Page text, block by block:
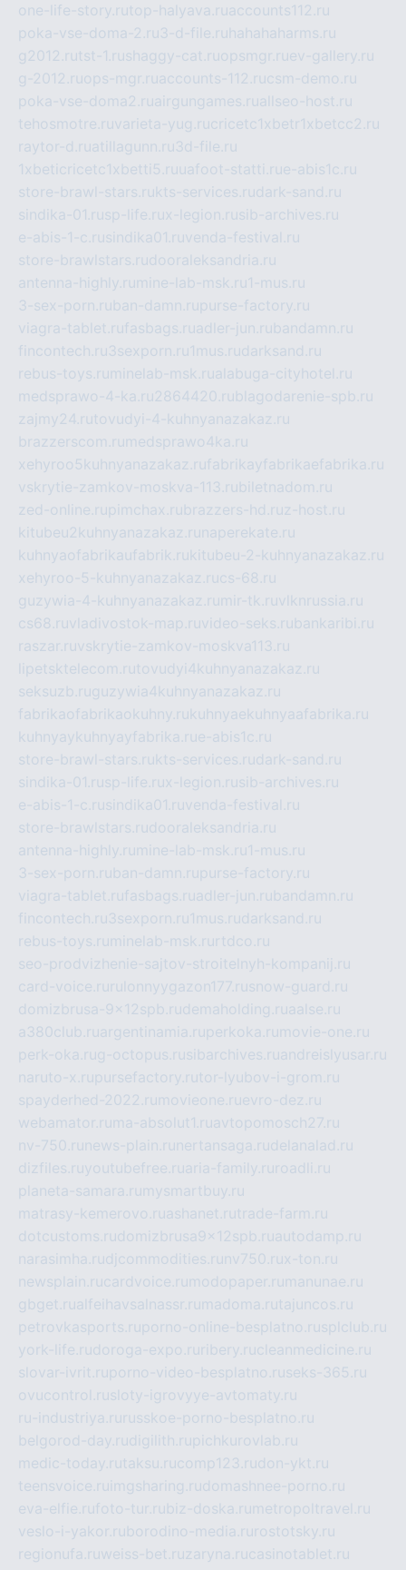
one-life-story.rutop-halyava.ruaccounts112.ru
poka-vse-doma-2.ru3-d-file.ru hahahaharms.ru
g2012.rutst-1.rushaggy-cat.ruopsmgr.ruev-gallery.ru
g-2012.ruops-mgr.ruaccounts-112.rucsm-demo.ru
poka-vse-doma2.ruairgungames.ruallseo-host.ru
tehosmotre.ruvarieta-yug.rucricetc1xbetr1xbetcc2.ru
raytor-d.ruatillagunn.ru3d-file.ru
1xbeticricetc1xbetti5.ruuafoot-statti.rue-abis1c.ru
store-brawl-stars.rukts-services.rudark-sand.ru
sindika-01.rusp-life.rux-legion.rusib-archives.ru
e-abis-1-c.rusindika01.ruvenda-festival.ru
store-brawlstars.rudooraleksandria.ru
antenna-highly.ru mine-lab-msk.ru1-mus.ru
3-sex-porn.ruban-damn.rupurse-factory.ru
viagra-tablet.rufasbags.ruadler-jun.rubandamn.ru
fincontech.ru3sexporn.ru1mus.rudarksand.ru
rebus-toys.ru minelab-msk.rualabuga-cityhotel.ru
medsprawo-4-ka.ru2864420.rublagodarenie-spb.ru
zajmy24.rutovudyi-4-kuhnyanazakaz.ru
brazzerscom.ru medsprawo4ka.ru
xehyroo5kuhnyanazakaz.rufabrikayfabrikaefabrika.ru
vskrytie-zamkov-moskva-113.rubiletnadom.ru
zed-online.rupimchax.rubrazzers-hd.ruz-host.ru
kitubeu2kuhnyanazakaz.ru naperekate.ru
kuhnyaofabrikaufabrik.rukitubeu-2-kuhnyanazakaz.ru
xehyroo-5-kuhnyanazakaz.rucs-68.ru
guzywia-4-kuhnyanazakaz.ru mir-tk.ruvlknrussia.ru
cs68.ruvladivostok-map.ruvideo-seks.rubankaribi.ru
raszar.ruvskrytie-zamkov-moskva113.ru
lipetsktelecom.rutovudyi4kuhnyanazakaz.ru
seksuzb.ruguzywia4kuhnyanazakaz.ru
fabrikaofabrikaokuhny.rukuhnyaekuhnyaafabrika.ru
kuhnyaykuhnyayfabrika.rue-abis1c.ru
store-brawl-stars.rukts-services.rudark-sand.ru
sindika-01.rusp-life.rux-legion.rusib-archives.ru
e-abis-1-c.rusindika01.ruvenda-festival.ru
store-brawlstars.rudooraleksandria.ru
antenna-highly.ru mine-lab-msk.ru1-mus.ru
3-sex-porn.ruban-damn.rupurse-factory.ru
viagra-tablet.rufasbags.ruadler-jun.rubandamn.ru
fincontech.ru3sexporn.ru1mus.rudarksand.ru
rebus-toys.ru minelab-msk.ru rtdco.ru
seo-prodvizhenie-sajtov-stroitelnyh-kompanij.ru
card-voice.ru rulonnyygazon177.rusnow-guard.ru
domizbrusa-9x12spb.rudemaholding.ruaalse.ru
a380club.ruargentinamia.ruperkoka.ru movie-one.ru
perk-oka.rug-octopus.rusibarchives.ruandreislyusar.ru
naruto-x.rupursefactory.rutor-lyubov-i-grom.ru
spayderhed-2022.ru movieone.ruevro-dez.ru
webamator.ru ma-absolut1.ruavtopomosch27.ru
nv-750.ru news-plain.ru nertansaga.rudelanalad.ru
dizfiles.ruyoutubefree.ruaria-family.ru roadli.ru
planeta-samara.ru mysmartbuy.ru
matrasy-kemerovo.ruashanet.rutrade-farm.ru
dotcustoms.rudomizbrusa9x12spb.ruautodamp.ru
narasimha.rudjcommodities.ru nv750.rux-ton.ru
newsplain.rucardvoice.ru modopaper.ru manunae.ru
gbget.rualfeihavsalnassr.ru madoma.rutajuncos.ru
petrovkasports.ruporno-online-besplatno.rusplclub.ru
york-life.rudoroga-expo.ru ribery.rucleanmedicine.ru
slovar-ivrit.ruporno-video-besplatno.ruseks-365.ru
ovucontrol.rusloty-igrovyye-avtomaty.ru
ru-industriya.ru russkoe-porno-besplatno.ru
belgorod-day.rudigilith.rupichkurovlab.ru
medic-today.rutaksu.rucomp123.rudon-ykt.ru
teensvoice.ru imgsharing.rudomashnee-porno.ru
eva-elfie.rufoto-tur.rubiz-doska.ru metropoltravel.ru
veslo-i-yakor.ruborodino-media.ru rostotsky.ru
regionufa.ruweiss-bet.ruzaryna.rucasinotablet.ru